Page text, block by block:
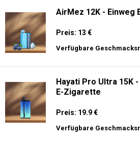
AirMez 12K - Einweg
Preis: 13 €
Verfügbare
Hayati Pro Ultra 15K
E-Zigarette
Preis: 19.9 €
Verfügbare